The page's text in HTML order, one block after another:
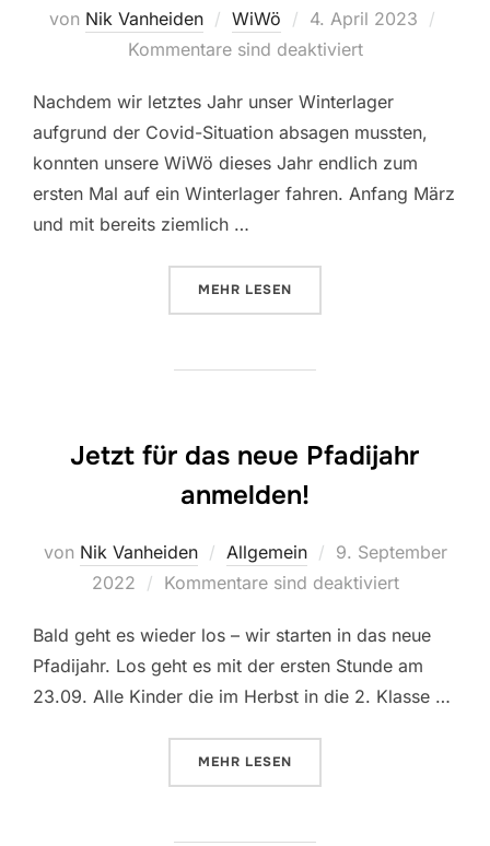
von Nik Vanheiden WiWö
Veröffentlicht
am
4. April 2023
Kommentare sind deaktiviert
Nachdem wir letztes Jahr unser Winterlager
aufgrund der Covid-Situation absagen mussten,
konnten unsere WiWö dieses Jahr endlich zum
ersten Mal auf ein Winterlager fahren. Anfang März
und mit bereits ziemlich …
MEHR ÜBER “WIWÖ – WILA 2023”
LESEN
Jetzt für das neue Pfadijahr
anmelden!
von Nik Vanheiden Allgemein
Veröffentlicht
am
9. September
2022
Kommentare sind deaktiviert
Bald geht es wieder los – wir starten in das neue
Pfadijahr. Los geht es mit der ersten Stunde am
23.09. Alle Kinder die im Herbst in die 2. Klasse …
MEHR ÜBER “JETZT FÜR DAS NEUE
LESEN